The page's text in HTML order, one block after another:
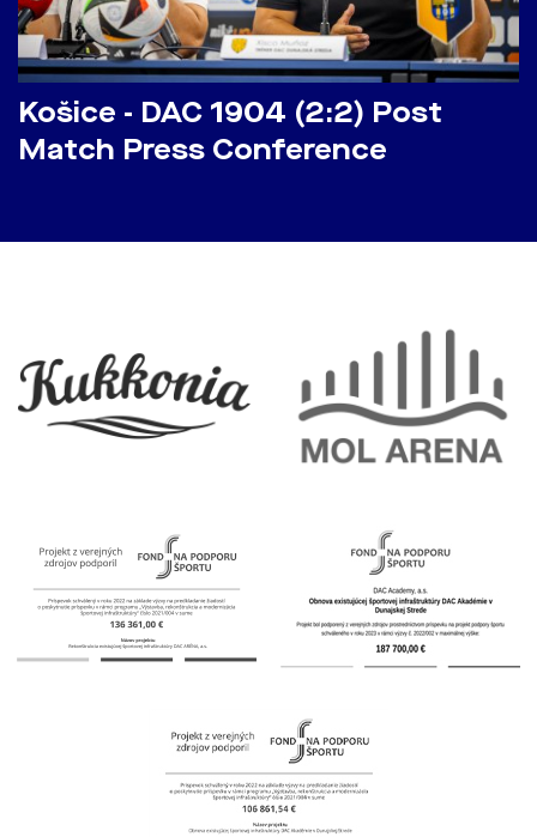
Košice - DAC 1904 (2:2) Post
Match Press Conference